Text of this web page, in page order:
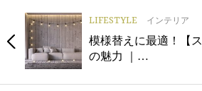
LIFESTYLE インテリア
模様替えに最適！【
の魅力 ｜…